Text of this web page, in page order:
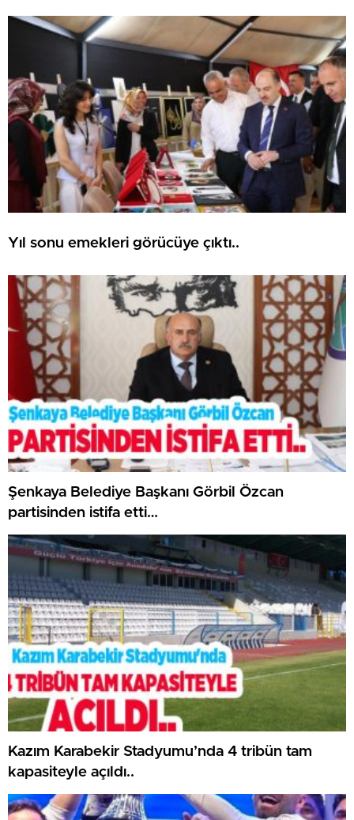
Yıl sonu emekleri görücüye çıktı..
Şenkaya Belediye Başkanı Görbil Özcan
partisinden istifa etti…
Kazım Karabekir Stadyumu’nda 4 tribün tam
kapasiteyle açıldı..